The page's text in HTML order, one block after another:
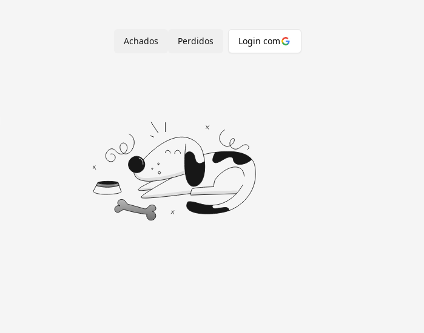
Achados Perdidos Login com